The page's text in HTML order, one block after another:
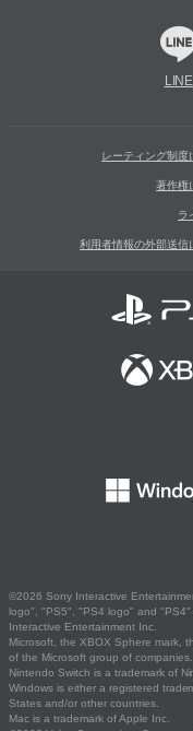
LINE
レーティング制度
著作権
ラ
利用者情報の外部送信
©2026 Sony Interactive
logo", "PS5", "PS4 logo" and "PS4"
Interactive Entertainment Inc.
Microsoft, the XBOX Sphere mark,
of the Microsoft group of companies.
Nintendo Switch is a trademark of
Windows is either a registered
States and/or other countries.
Mac is a trademark of Apple Inc.